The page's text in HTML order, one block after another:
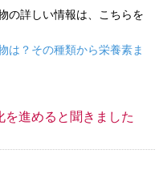
の詳しい情報は、こちらを
は？その種類から栄養素ま
を進めると聞きました